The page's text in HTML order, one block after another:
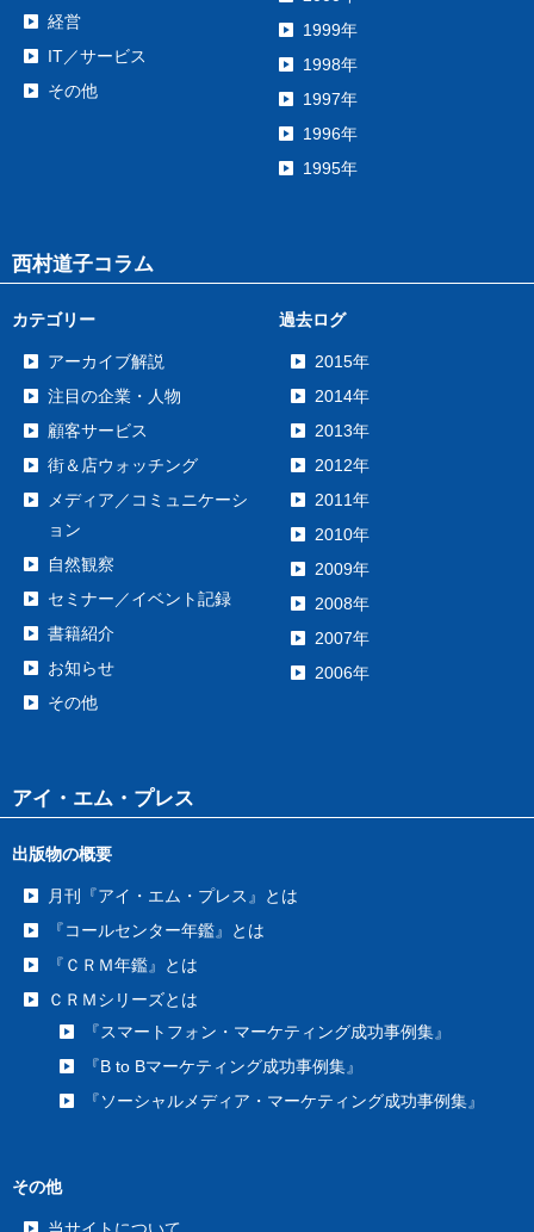
経営
IT／サービス
その他
1999年
1998年
1997年
1996年
1995年
西村道子コラム
カテゴリー
アーカイブ解説
注目の企業・人物
顧客サービス
街＆店ウォッチング
メディア／コミュニケーシ
ョン
自然観察
セミナー／イベント記録
書籍紹介
お知らせ
その他
過去ログ
2015年
2014年
2013年
2012年
2011年
2010年
2009年
2008年
2007年
2006年
アイ・エム・プレス
出版物の概要
月刊『アイ・エム・プレス』とは
『コールセンター年鑑』とは
『ＣＲＭ年鑑』とは
ＣＲＭシリーズとは
『スマートフォン・マーケティング成功事例集』
『B to Bマーケティング成功事例集』
『ソーシャルメディア・マーケティング成功事例集』
その他
当サイトについて